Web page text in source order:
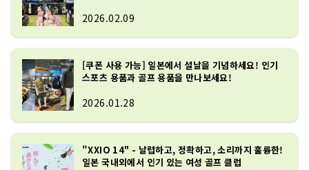
2026.02.09
[쿠폰 사용 가능] 일본에서 설날을 기념하세요! 인기
스포츠 용품과 골프 용품을 만나보세요!
2026.01.28
"XXIO 14" - 날렵하고, 정확하고, 소리까지 훌륭한!
일본 국내외에서 인기 있는 여성 골프 클럽